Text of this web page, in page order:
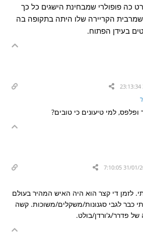
כה פופולרי שמבחינת הישגים כל כך
הקריירה שלו היתה בתקופה בה
ופלפס, למי טיעונים כי טובים?
לזמן די קצר הוא היה האיש המהיר בעולם
כבר לגבי סגנונות/משקלים/משוכות. קשה
של פדרר/ג'ורדן/בולט.